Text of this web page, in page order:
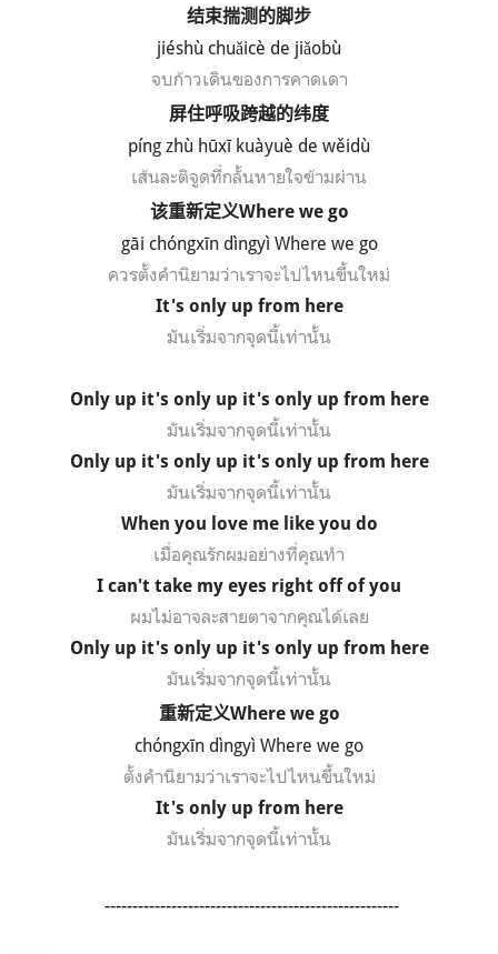
结束揣测的脚步
jiéshù chuǎicè de jiǎobù
จบก้าวเดินของการคาดเดา
屏住呼吸跨越的纬度
píng zhù hūxī kuàyuè de wěidù
เส้นละติจูดที่กลั้นหายใจข้ามผ่าน
该重新定义Where we go
gāi chóngxīn dìngyì Where we go
ควรตั้งคำนิยามว่าเราจะไปไหนขึ้นใหม่
It's only up from here
มันเริ่มจากจุดนี้เท่านั้น
Only up it's only up it's only up from here
มันเริ่มจากจุดนี้เท่านั้น
Only up it's only up it's only up from here
มันเริ่มจากจุดนี้เท่านั้น
When you love me like you do
เมื่อคุณรักผมอย่างที่คุณทำ
I can't take my eyes right off of you
ผมไม่อาจละสายตาจากคุณได้เลย
Only up it's only up it's only up from here
มันเริ่มจากจุดนี้เท่านั้น
重新定义Where we go
chóngxīn dìngyì Where we go
ตั้งคำนิยามว่าเราจะไปไหนขึ้นใหม่
It's only up from here
มันเริ่มจากจุดนี้เท่านั้น
-----------------------------------------------------